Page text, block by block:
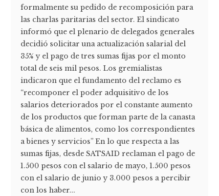
formalmente su pedido de recomposición para
las charlas paritarias del sector. El sindicato
informó que el plenario de delegados generales
decidió solicitar una actualización salarial del
35% y el pago de tres sumas fijas por el monto
total de seis mil pesos. Los gremialistas
indicaron que el fundamento del reclamo es
“recomponer el poder adquisitivo de los
salarios deteriorados por el constante aumento
de los productos que forman parte de la canasta
básica de alimentos, como los correspondientes
a bienes y servicios” En lo que respecta a las
sumas fijas, desde SATSAID reclaman el pago de
1.500 pesos con el salario de mayo, 1.500 pesos
con el salario de junio y 3.000 pesos a percibir
con los haber...